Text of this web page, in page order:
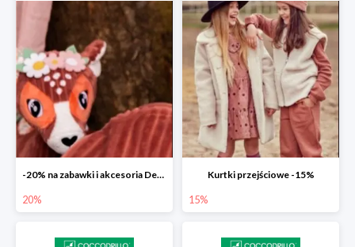
-20% na zabawki i akcesoria Deglingos
20%
Kurtki przejściowe -15%
15%